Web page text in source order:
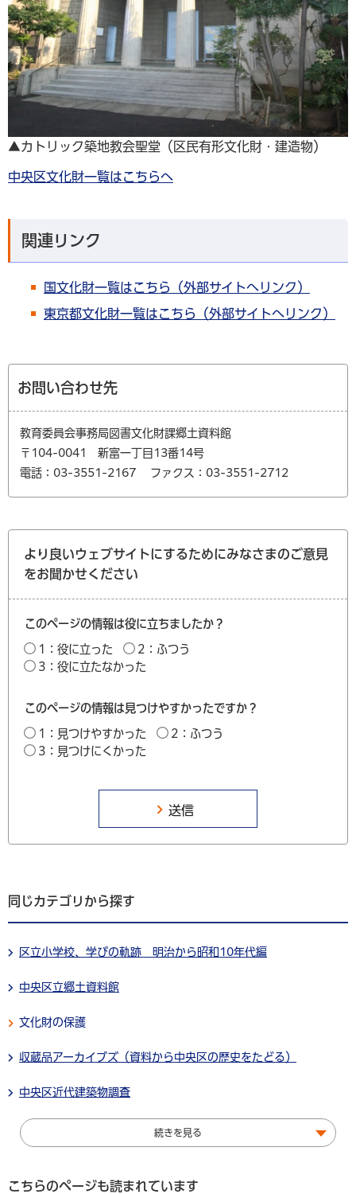
▲カトリック築地教会聖堂（区民有形文化財・建造物）
中央区文化財一覧はこちらへ
関連リンク
国文化財一覧はこちら（外部サイトへリンク）
東京都文化財一覧はこちら（外部サイトへリンク）
お問い合わせ先
教育委員会事務局図書文化財課郷土資料館
〒104-0041 新富一丁目13番14号
電話：03-3551-2167
ファクス：03-3551-2712
より良いウェブサイトにするためにみなさまのご意見
をお聞かせください
このページの情報は役に立ちましたか？
1：役に立った
2：ふつう
3：役に立たなかった
このページの情報は見つけやすかったですか？
1：見つけやすかった
2：ふつう
3：見つけにくかった
同じカテゴリから探す
区立小学校、学びの軌跡 明治から昭和10年代編
中央区立郷土資料館
文化財の保護
収蔵品アーカイブズ（資料から中央区の歴史をたどる）
中央区近代建築物調査
続きを見る
こちらのページも読まれています